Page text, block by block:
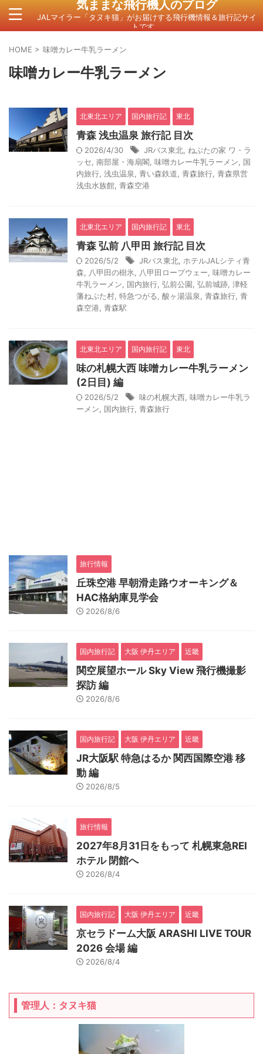
気ままな飛行機人のプログ
JALマイラー「タヌキ猫」がお届けする飛行機情報＆旅行記サイ
トです。
HOME > 味噌カレー牛乳ラーメン
味噌カレー牛乳ラーメン
北東北エリア 国内旅行記 東北
青森 浅虫温泉 旅行記 目次
2026/4/30 JRバス東北 ねぶたの家 ワ・ラ
ッセ 南部屋・海扇閣 味噌カレー牛乳ラーメン
国
内旅行 浅虫温泉 青い森鉄道 青森旅行 青森県営
浅虫水族館 青森空港
北東北エリア 国内旅行記 東北
青森 弘前 八甲田 旅行記 目次
2026/5/2 JRバス東北 ホテルJALシティ青
森
八甲田の樹氷 八甲田ロープウェー 味噌カレー
牛乳ラーメン
国内旅行 弘前公園 弘前城跡 津軽
藩ねぷた村 特急つがる 酸ヶ湯温泉 青森旅行 青
森空港 青森駅
北東北エリア 国内旅行記 東北
味の札幌大西 味噌カレー牛乳ラーメン
(2日目) 編
2026/5/2 味の札幌大西 味噌カレー牛乳ラ
ーメン
国内旅行 青森旅行
旅行情報
丘珠空港 早朝滑走路ウオーキング＆
HAC格納庫見学会
2026/8/6
国内旅行記 大阪 伊丹エリア 近畿
関空展望ホール Sky View 飛行機撮影
探訪 編
2026/8/6
国内旅行記 大阪 伊丹エリア 近畿
JR大阪駅 特急はるか 関西国際空港 移
動 編
2026/8/5
旅行情報
2027年8月31日をもって 札幌東急REI
ホテル 閉館へ
2026/8/4
国内旅行記 大阪 伊丹エリア 近畿
京セラドーム大阪 ARASHI LIVE TOUR
2026 会場 編
2026/8/4
管理人：タヌキ猫